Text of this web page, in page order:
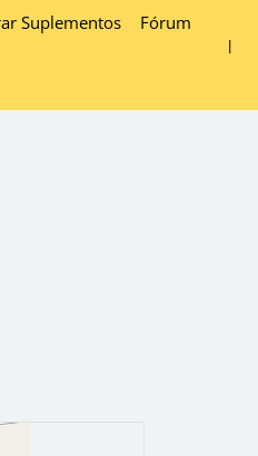
Suplementos Fórum